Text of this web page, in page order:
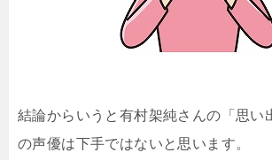
結論からいうと有村架純さんの「思い
の声優は下手ではないと思います。